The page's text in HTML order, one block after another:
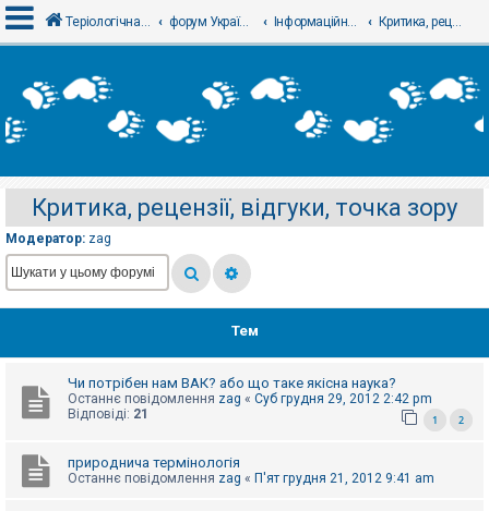
х
і
е
є
с
т
р
а
и
е
Теріологічна школа форум Українського теріологічного товариства Інформаційний відділ Критика, рецензії, відгуки, точка зору
Критика, рецензії, відгуки, точка зору
Модератор: zag
Тем
Чи потрібен нам ВАК? або що таке якісна наука?
Останнє повідомлення zag « Суб грудня 29, 2012 2:42 pm
Відповіді: 21 1 2
природнича термінологія
Останнє повідомлення zag « П'ят грудня 21, 2012 9:41 am